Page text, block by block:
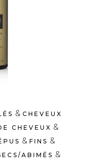
& CHEVEUX
CHEVEUX &
& FINS &
ABIMÉS &